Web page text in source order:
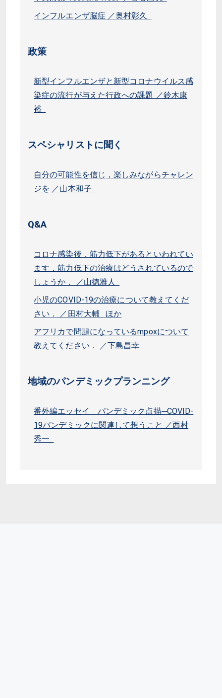
インフルエンザ脳症 ／奥村彰久
政策
新型インフルエンザと新型コロナウイルス感
染症の流行が与えた行政への課題 ／鈴木康
裕
スペシャリストに聞く
自分の可能性を信じ，楽しみながらチャレン
ジを ／山本和子
Q&A
コロナ感染後，筋力低下があるといわれてい
ます．筋力低下の治療はどうされているので
しょうか． ／山徳雅人
小児のCOVID-19の治療について教えてくだ
さい． ／田村大輔 ほか
アフリカで問題になっているmpoxについて
教えてください． ／下島昌幸
地域のパンデミックプランニング
番外編エッセイ パンデミック点描─COVID-
19パンデミックに関連して想うこと ／西村
秀一